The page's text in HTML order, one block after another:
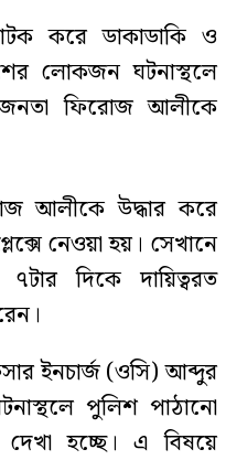
করে ডাকাডাকি ও
লোকজন ঘটনাস্থলে
ফিরোজ আলীকে
আলীকে উদ্ধার করে
নেওয়া হয়। সেখানে
দিকে দায়িত্বরত
ইনচার্জ (ওসি) আব্দুর
পুলিশ পাঠানো
হচ্ছে। এ বিষয়ে